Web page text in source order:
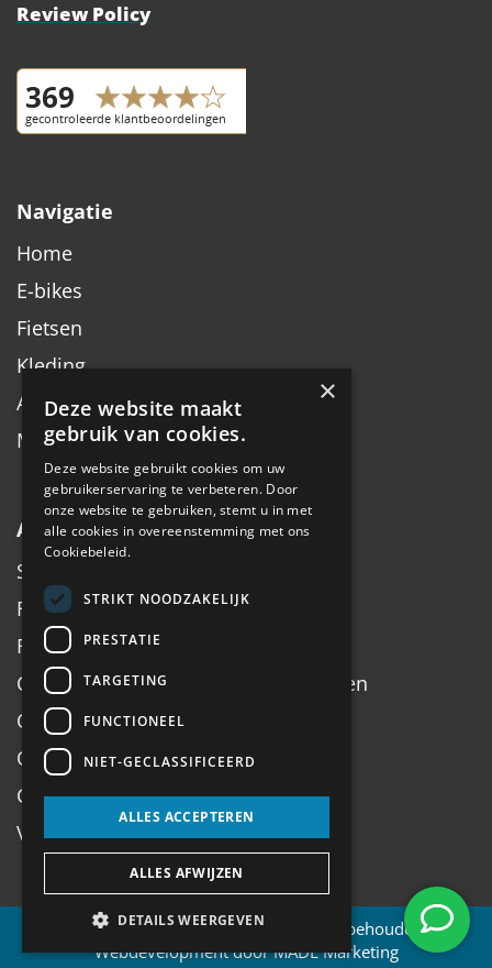
Review Policy
Navigatie
Home
E-bikes
Fietsen
Kleding
Accessoires
Merken
Algemeen
Service
Fiets inruilen
Fietsadvies op maat
Onderhoud, Service, Halen & Brengen
Onderhoud Brompton
Openingstijden
Contact
Veel gestelde vragen
© 2026 Antilope.nl | Alle rechten voorbehouden |
Webdevelopment door MADE Marketing
×
Deze website maakt
gebruik van cookies.
Deze website gebruikt cookies om uw
gebruikerservaring te verbeteren. Door
onze website te gebruiken, stemt u in met
alle cookies in overeenstemming met ons
Cookiebeleid.
STRIKT NOODZAKELIJK
PRESTATIE
TARGETING
FUNCTIONEEL
NIET-GECLASSIFICEERD
ALLES ACCEPTEREN
ALLES AFWIJZEN
DETAILS WEERGEVEN